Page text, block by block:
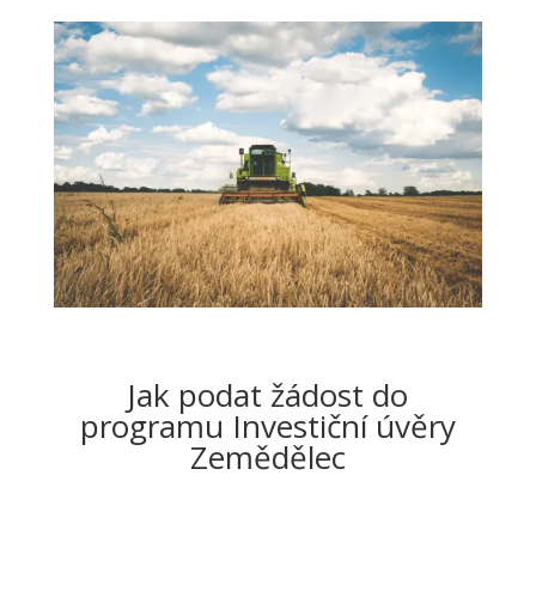
Jak podat žádost do
programu Investiční úvěry
Zemědělec